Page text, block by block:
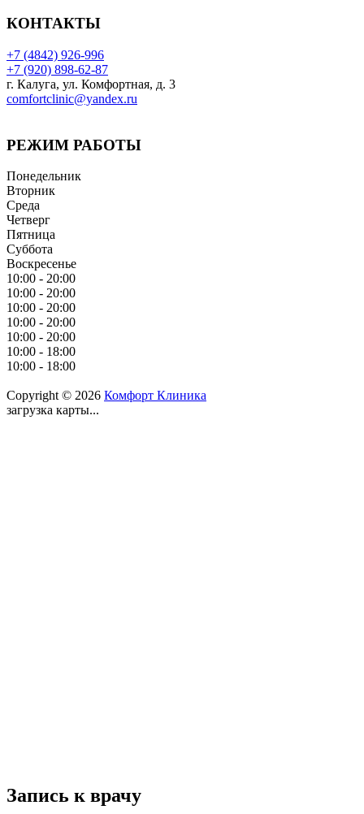
КОНТАКТЫ
+7 (4842) 926-996
+7 (920) 898-62-87
г. Калуга, ул. Комфортная, д. 3
comfortclinic@yandex.ru
РЕЖИМ РАБОТЫ
Понедельник
Вторник
Среда
Четверг
Пятница
Суббота
Воскресенье
10:00 - 20:00
10:00 - 20:00
10:00 - 20:00
10:00 - 20:00
10:00 - 20:00
10:00 - 18:00
10:00 - 18:00
Copyright © 2026 Комфорт Клиника
загрузка карты...
Запись к врачу